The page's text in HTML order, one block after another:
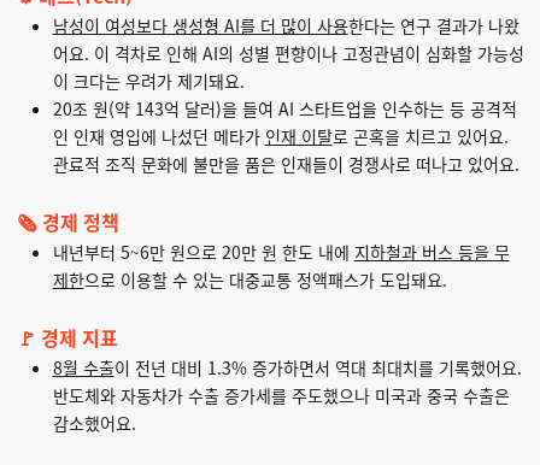
남성이 여성보다 생성형 AI를 더 많이 사용한다는 연구 결과가 나왔
어요. 이 격차로 인해 AI의 성별 편향이나 고정관념이 심화할 가능성
이 크다는 우려가 제기돼요.
20조 원(약 143억 달러)을 들여 AI 스타트업을 인수하는 등 공격적
인 인재 영입에 나섰던 메타가 인재 이탈로 곤혹을 치르고 있어요.
관료적 조직 문화에 불만을 품은 인재들이 경쟁사로 떠나고 있어요.
🗞️ 경제 정책
내년부터 5~6만 원으로 20만 원 한도 내에 지하철과 버스 등을 무
제한으로 이용할 수 있는 대중교통 정액패스가 도입돼요.
🚩 경제 지표
8월 수출이 전년 대비 1.3% 증가하면서 역대 최대치를 기록했어요.
반도체와 자동차가 수출 증가세를 주도했으나 미국과 중국 수출은
감소했어요.